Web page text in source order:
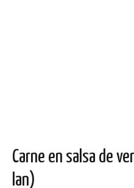
Carne en salsa de
lan)